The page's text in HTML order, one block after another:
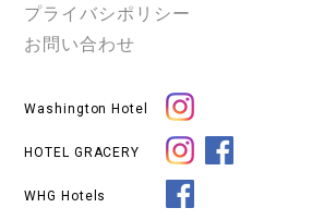
プライバシポリシー
お問い合わせ
Washington Hotel
HOTEL GRACERY
WHG Hotels